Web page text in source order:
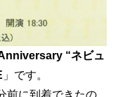
“ネビュ
」です。
前に到着できたの